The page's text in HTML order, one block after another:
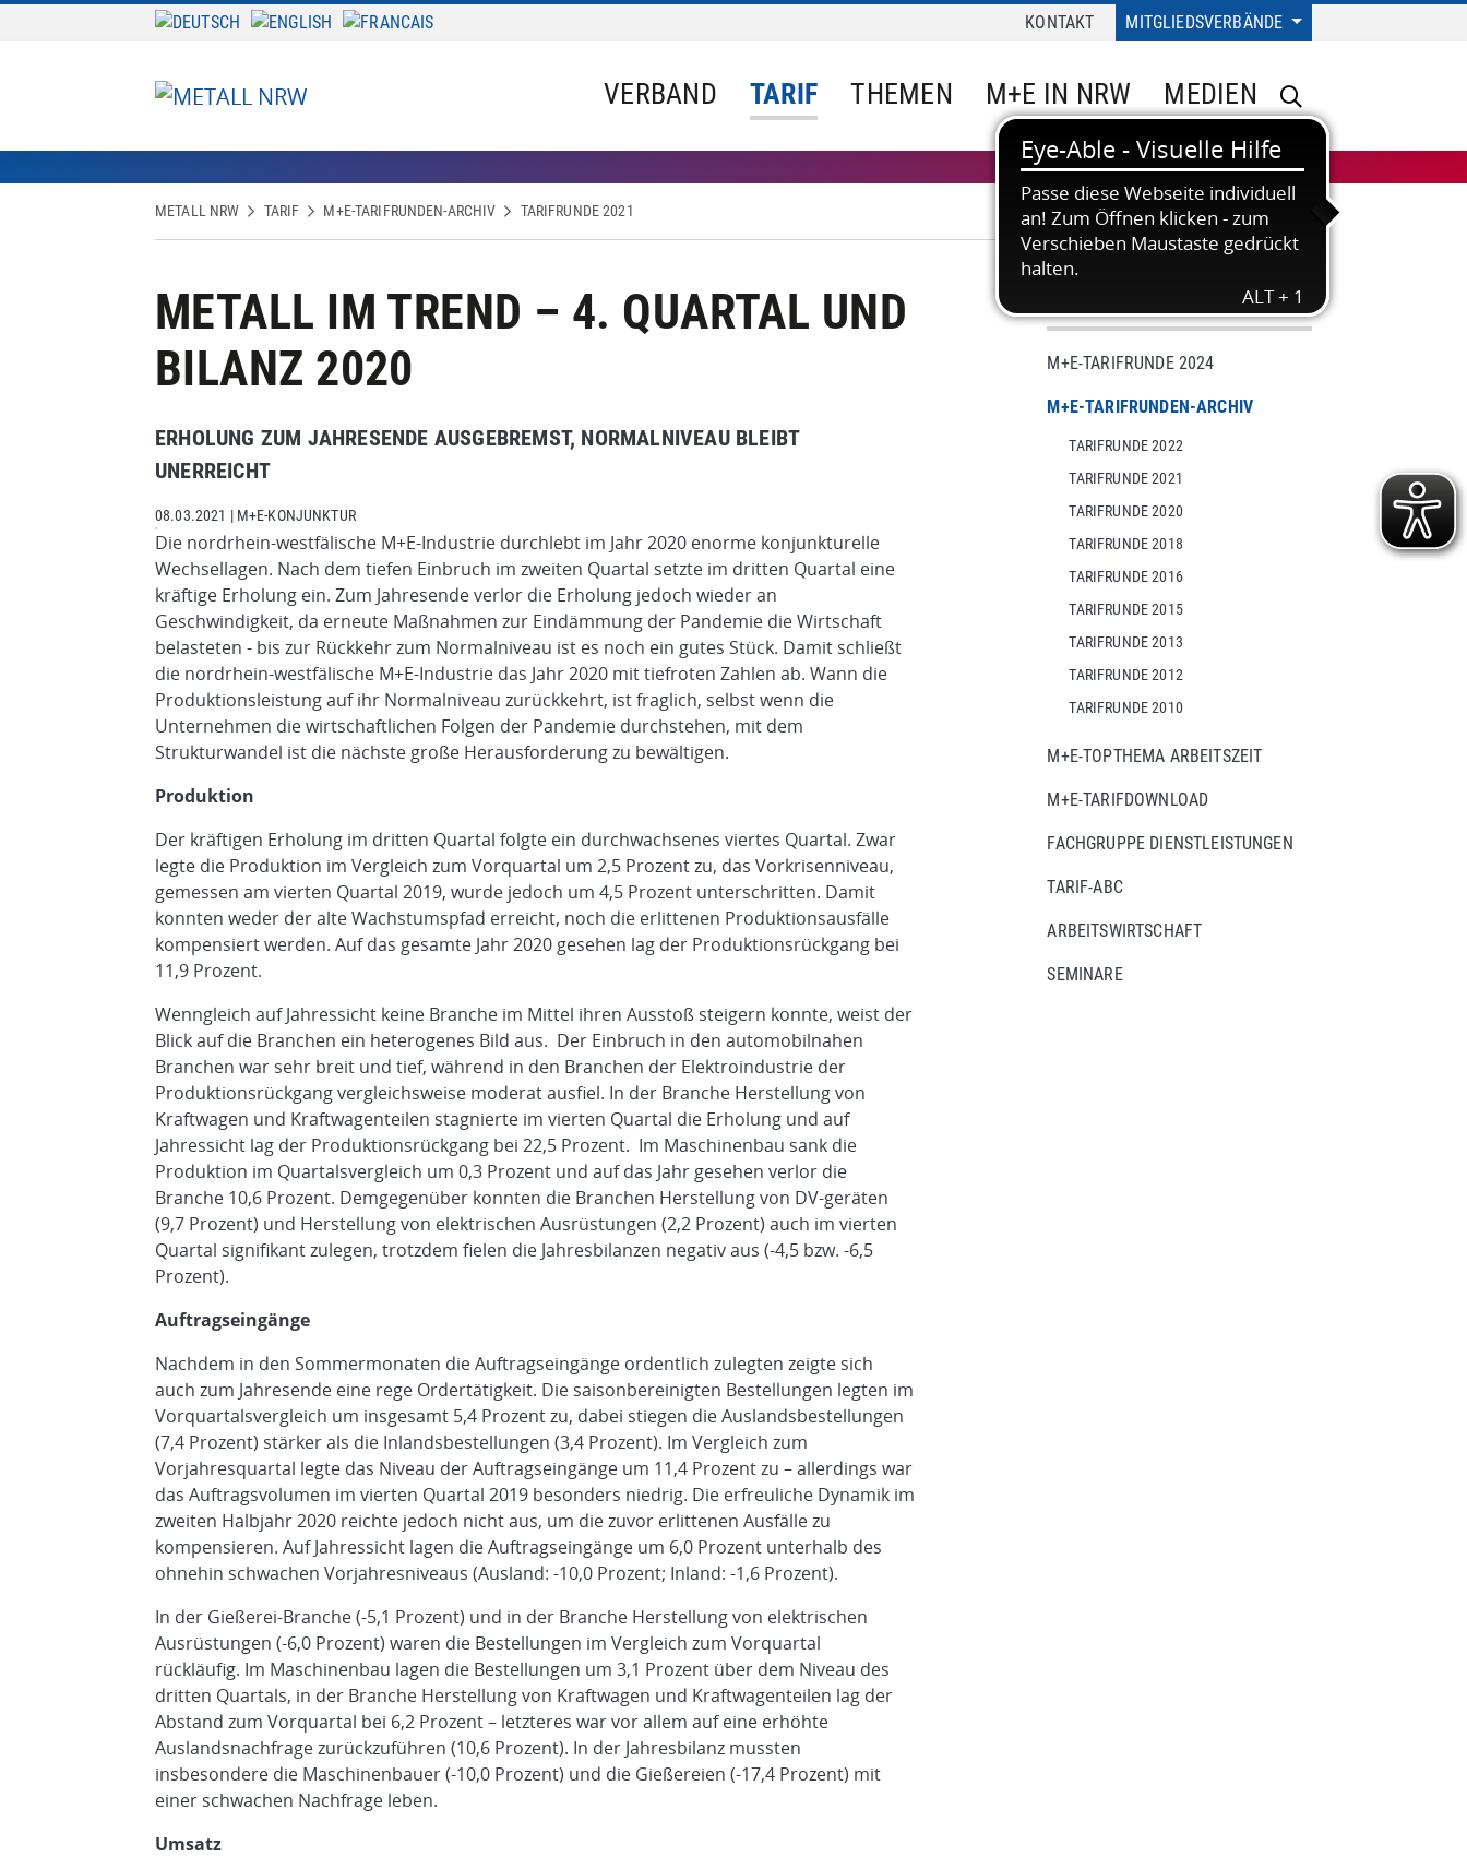
MITGLIEDSVERBÄNDE
KONTAKT
VERBAND TARIF THEMEN M+E IN NRW MEDIEN
METALL NRW TARIF M+E-TARIFRUNDEN-ARCHIV TARIFRUNDE 2021
METALL IM TREND – 4. QUARTAL UND
BILANZ 2020
ERHOLUNG ZUM JAHRESENDE AUSGEBREMST, NORMALNIVEAU BLEIBT
UNERREICHT
08.03.2021 | M+E-KONJUNKTUR
Die nordrhein-westfälische M+E-Industrie durchlebt im Jahr 2020 enorme konjunkturelle
Wechsellagen. Nach dem tiefen Einbruch im zweiten Quartal setzte im dritten Quartal eine
kräftige Erholung ein. Zum Jahresende verlor die Erholung jedoch wieder an
Geschwindigkeit, da erneute Maßnahmen zur Eindämmung der Pandemie die Wirtschaft
belasteten - bis zur Rückkehr zum Normalniveau ist es noch ein gutes Stück. Damit schließt
die nordrhein-westfälische M+E-Industrie das Jahr 2020 mit tiefroten Zahlen ab. Wann die
Produktionsleistung auf ihr Normalniveau zurückkehrt, ist fraglich, selbst wenn die
Unternehmen die wirtschaftlichen Folgen der Pandemie durchstehen, mit dem
Strukturwandel ist die nächste große Herausforderung zu bewältigen.
Produktion
Der kräftigen Erholung im dritten Quartal folgte ein durchwachsenes viertes Quartal. Zwar
legte die Produktion im Vergleich zum Vorquartal um 2,5 Prozent zu, das Vorkrisenniveau,
gemessen am vierten Quartal 2019, wurde jedoch um 4,5 Prozent unterschritten. Damit
konnten weder der alte Wachstumspfad erreicht, noch die erlittenen Produktionsausfälle
kompensiert werden. Auf das gesamte Jahr 2020 gesehen lag der Produktionsrückgang bei
11,9 Prozent.
Wenngleich auf Jahressicht keine Branche im Mittel ihren Ausstoß steigern konnte, weist der
Blick auf die Branchen ein heterogenes Bild aus. Der Einbruch in den automobilnahen
Branchen war sehr breit und tief, während in den Branchen der Elektroindustrie der
Produktionsrückgang vergleichsweise moderat ausfiel. In der Branche Herstellung von
Kraftwagen und Kraftwagenteilen stagnierte im vierten Quartal die Erholung und auf
Jahressicht lag der Produktionsrückgang bei 22,5 Prozent. Im Maschinenbau sank die
Produktion im Quartalsvergleich um 0,3 Prozent und auf das Jahr gesehen verlor die
Branche 10,6 Prozent. Demgegenüber konnten die Branchen Herstellung von DV-geräten
(9,7 Prozent) und Herstellung von elektrischen Ausrüstungen (2,2 Prozent) auch im vierten
Quartal signifikant zulegen, trotzdem fielen die Jahresbilanzen negativ aus (-4,5 bzw. -6,5
Prozent).
Auftragseingänge
Nachdem in den Sommermonaten die Auftragseingänge ordentlich zulegten zeigte sich
auch zum Jahresende eine rege Ordertätigkeit. Die saisonbereinigten Bestellungen legten im
Vorquartalsvergleich um insgesamt 5,4 Prozent zu, dabei stiegen die Auslandsbestellungen
(7,4 Prozent) stärker als die Inlandsbestellungen (3,4 Prozent). Im Vergleich zum
Vorjahresquartal legte das Niveau der Auftragseingänge um 11,4 Prozent zu – allerdings war
das Auftragsvolumen im vierten Quartal 2019 besonders niedrig. Die erfreuliche Dynamik im
zweiten Halbjahr 2020 reichte jedoch nicht aus, um die zuvor erlittenen Ausfälle zu
kompensieren. Auf Jahressicht lagen die Auftragseingänge um 6,0 Prozent unterhalb des
ohnehin schwachen Vorjahresniveaus (Ausland: -10,0 Prozent; Inland: -1,6 Prozent).
In der Gießerei-Branche (-5,1 Prozent) und in der Branche Herstellung von elektrischen
Ausrüstungen (-6,0 Prozent) waren die Bestellungen im Vergleich zum Vorquartal
rückläufig. Im Maschinenbau lagen die Bestellungen um 3,1 Prozent über dem Niveau des
dritten Quartals, in der Branche Herstellung von Kraftwagen und Kraftwagenteilen lag der
Abstand zum Vorquartal bei 6,2 Prozent – letzteres war vor allem auf eine erhöhte
Auslandsnachfrage zurückzuführen (10,6 Prozent). In der Jahresbilanz mussten
insbesondere die Maschinenbauer (-10,0 Prozent) und die Gießereien (-17,4 Prozent) mit
einer schwachen Nachfrage leben.
Umsatz
TARIF
M+E-TARIFRUNDE 2024
M+E-TARIFRUNDEN-ARCHIV
TARIFRUNDE 2022
TARIFRUNDE 2021
TARIFRUNDE 2020
TARIFRUNDE 2018
TARIFRUNDE 2016
TARIFRUNDE 2015
TARIFRUNDE 2013
TARIFRUNDE 2012
TARIFRUNDE 2010
M+E-TOPTHEMA ARBEITSZEIT
M+E-TARIFDOWNLOAD
FACHGRUPPE DIENSTLEISTUNGEN
TARIF-ABC
ARBEITSWIRTSCHAFT
SEMINARE